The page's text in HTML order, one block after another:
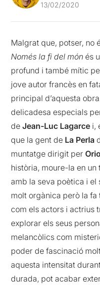
13/02/2020
Malgrat que, potser, no
Només la fi del mónés
profund i també mític
jove autor francès en
principal d’aquesta
delicadesa especials
deJean-Luc Lagarce i,
que la gent de La Perla
muntatge dirigit per
història, moure-la en
amb la seva poètica i el
molt orgànica però la
com els actors i actrius
explorar els seus
melancòlics com
poder de fascinació
aquesta intensitat
durada, pot acabar